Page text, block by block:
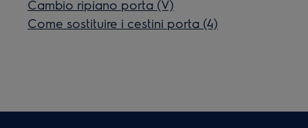
Cambio ripiano porta (V)
Come sostituire i cestini porta (4)